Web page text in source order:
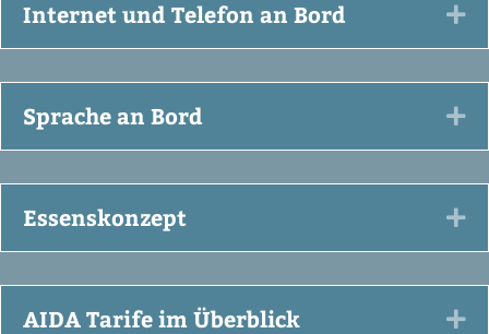
Internet und Telefon an Bord
Sprache an Bord
Essenskonzept
AIDA Tarife im Überblick